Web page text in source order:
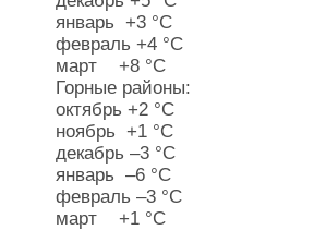
январь +3 °C
февраль +4 °C
март +8 °C
Горные районы:
октябрь +2 °C
ноябрь +1 °C
декабрь –3 °C
январь –6 °C
февраль –3 °C
март +1 °C